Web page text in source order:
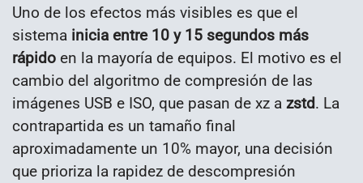
Uno de los efectos más visibles es que el
sistema inicia entre 10 y 15 segundos más
rápido en la mayoría de equipos. El motivo es el
cambio del algoritmo de compresión de las
imágenes USB e ISO, que pasan de xz a zstd. La
contrapartida es un tamaño final
aproximadamente un 10% mayor, una decisión
que prioriza la rapidez de descompresión